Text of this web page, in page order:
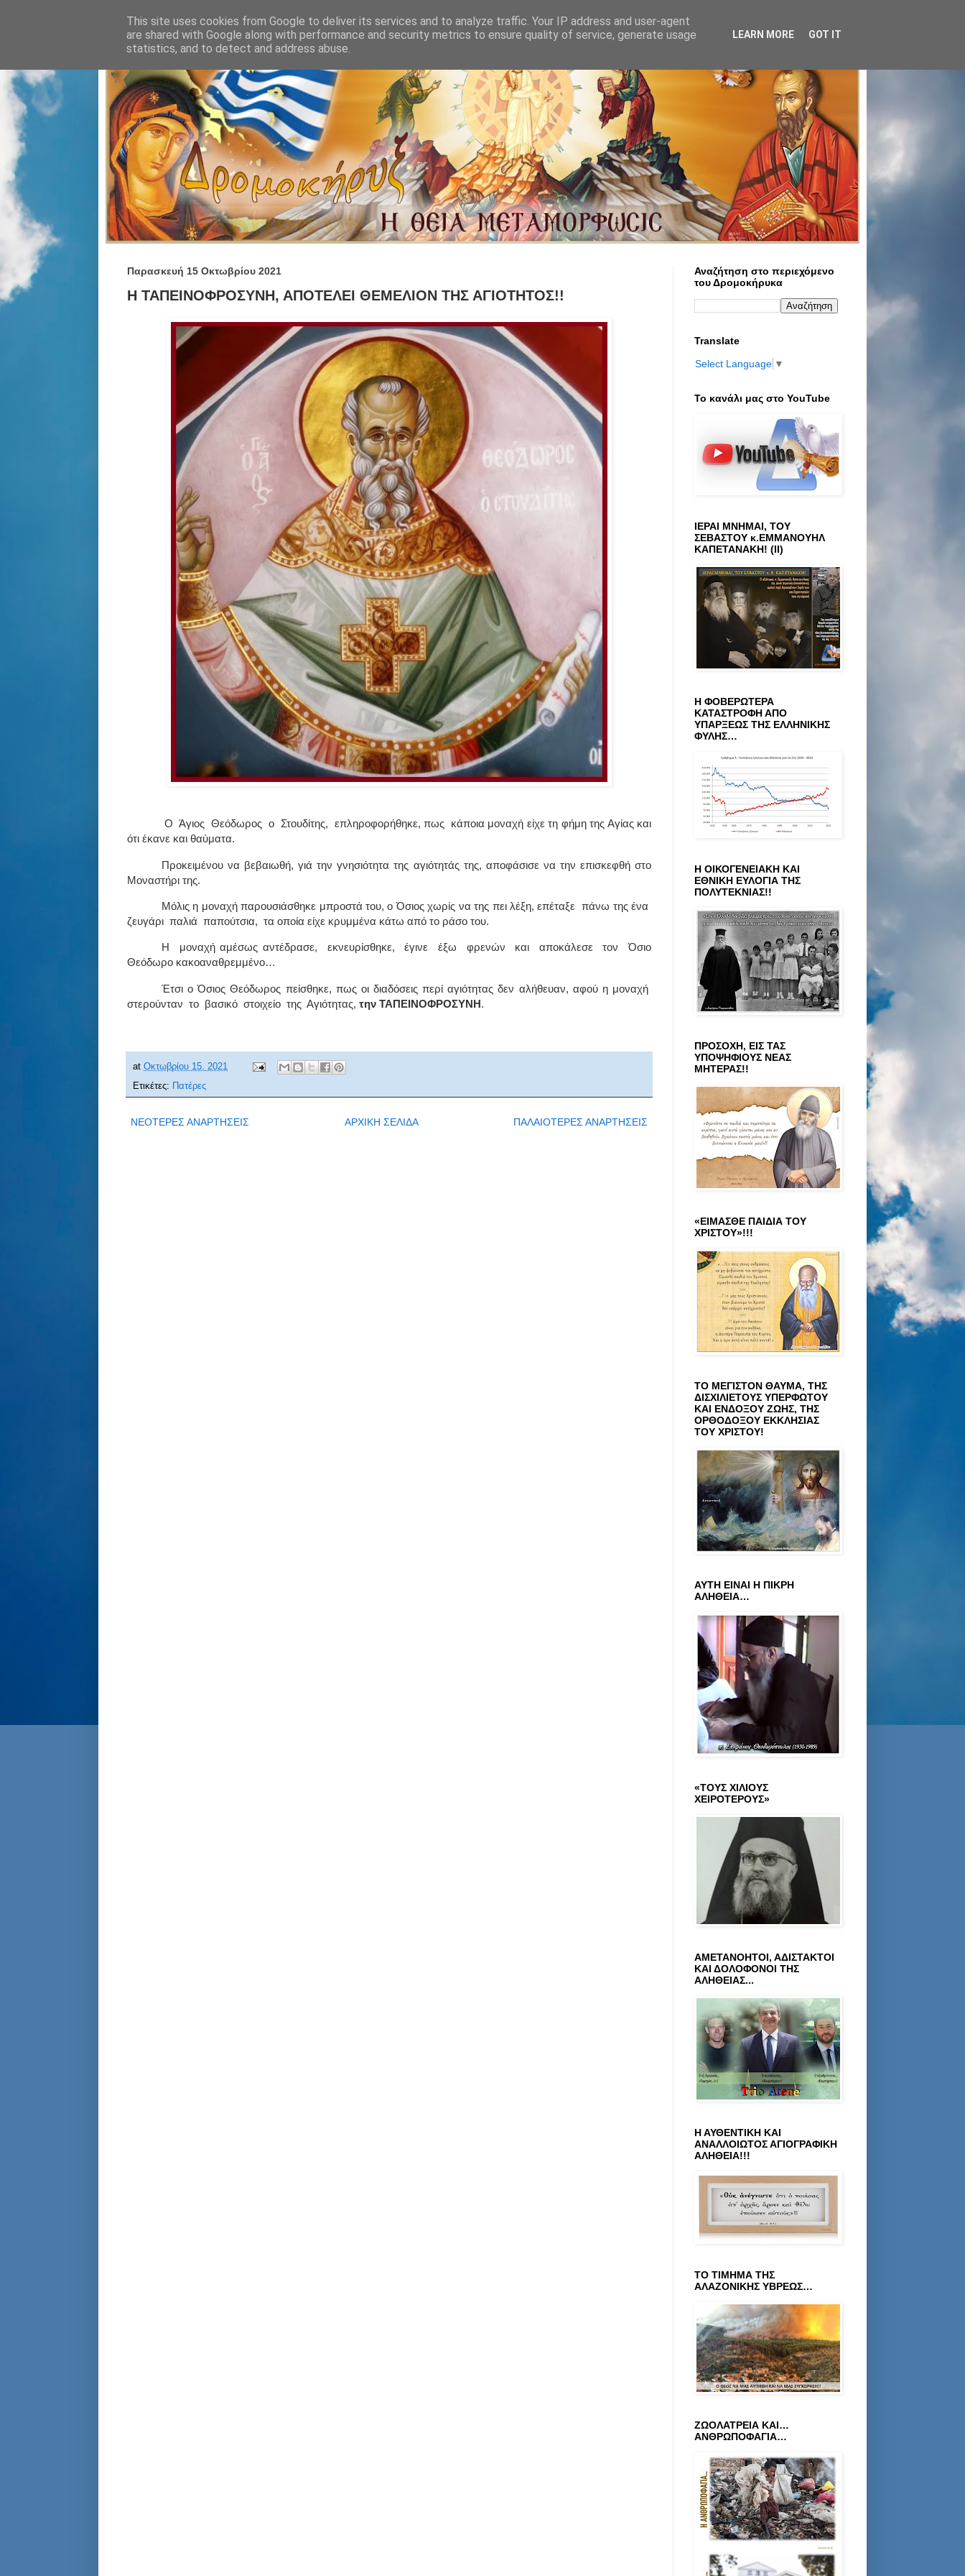
Παρασκευή 15 Οκτωβρίου 2021
Η ΤΑΠΕΙΝΟΦΡΟΣΥΝΗ, ΑΠΟΤΕΛΕΙ ΘΕΜΕΛΙΟΝ ΤΗΣ ΑΓΙΟΤΗΤΟΣ!!
Ο Άγιος Θεόδωρος ο Στουδίτης, επληροφορήθηκε, πως κάποια μοναχή είχε τη φήμη της Αγίας και
ότι έκανε και θαύματα.
Προκειμένου να βεβαιωθή, γιά την γνησιότητα της αγιότητάς της, αποφάσισε να την επισκεφθή στο
Μοναστήρι της.
Μόλις η μοναχή παρουσιάσθηκε μπροστά του, ο Όσιος χωρίς να της πει λέξη, επέταξε πάνω της ένα
ζευγάρι παλιά παπούτσια, τα οποία είχε κρυμμένα κάτω από το ράσο του.
Η μοναχή αμέσως αντέδρασε, εκνευρίσθηκε, έγινε έξω φρενών και αποκάλεσε τον
Όσιο
Θεόδωρο κακοαναθρεμμένο…
Έτσι ο Όσιος Θεόδωρος πείσθηκε, πως οι διαδόσεις περί αγιότητας δεν αλήθευαν, αφού η μοναχή
στερούνταν το βασικό στοιχείο της Αγιότητας, την ΤΑΠΕΙΝΟΦΡΟΣΥΝΗ.
at Οκτωβρίου 15, 2021
Ετικέτες: Πατέρες
ΝΕΟΤΕΡΕΣ ΑΝΑΡΤΗΣΕΙΣ ΠΑΛΑΙΟΤΕΡΕΣ ΑΝΑΡΤΗΣΕΙΣ
ΑΡΧΙΚΗ ΣΕΛΙΔΑ
Αναζήτηση στο περιεχόμενο
του Δρομοκήρυκα
Translate
Select Language ▼
Το κανάλι μας στο ΥοuTube
ΙΕΡΑΙ ΜΝΗΜΑΙ, ΤΟΥ
ΣΕΒΑΣΤΟΥ κ.ΕΜΜΑΝΟΥΗΛ
ΚΑΠΕΤΑΝΑΚΗ! (ΙΙ)
Η ΦΟΒΕΡΩΤΕΡΑ
ΚΑΤΑΣΤΡΟΦΗ ΑΠΟ
ΥΠΑΡΞΕΩΣ ΤΗΣ ΕΛΛΗΝΙΚΗΣ
ΦΥΛΗΣ…
Η ΟΙΚΟΓΕΝΕΙΑΚΗ ΚΑΙ
ΕΘΝΙΚΗ ΕΥΛΟΓΙΑ ΤΗΣ
ΠΟΛΥΤΕΚΝΙΑΣ!!
ΠΡΟΣΟΧΗ, ΕΙΣ ΤΑΣ
ΥΠΟΨΗΦΙΟΥΣ ΝΕΑΣ
ΜΗΤΕΡΑΣ!!
«ΕΙΜΑΣΘΕ ΠΑΙΔΙΑ ΤΟΥ
ΧΡΙΣΤΟΥ»!!!
ΤΟ ΜΕΓΙΣΤΟΝ ΘΑΥΜΑ, ΤΗΣ
ΔΙΣΧΙΛΙΕΤΟΥΣ ΥΠΕΡΦΩΤΟΥ
ΚΑΙ ΕΝΔΟΞΟΥ ΖΩΗΣ, ΤΗΣ
ΟΡΘΟΔΟΞΟΥ ΕΚΚΛΗΣΙΑΣ
ΤΟΥ ΧΡΙΣΤΟΥ!
ΑΥΤΗ ΕΙΝΑΙ Η ΠΙΚΡΗ
ΑΛΗΘΕΙΑ…
«ΤΟΥΣ ΧΙΛΙΟΥΣ
ΧΕΙΡΟΤΕΡΟΥΣ»
ΑΜΕΤΑΝΟΗΤΟΙ, ΑΔΙΣΤΑΚΤΟΙ
ΚΑΙ ΔΟΛΟΦΟΝΟΙ ΤΗΣ
ΑΛΗΘΕΙΑΣ...
Η ΑΥΘΕΝΤΙΚΗ ΚΑΙ
ΑΝΑΛΛΟΙΩΤΟΣ ΑΓΙΟΓΡΑΦΙΚΗ
ΑΛΗΘΕΙΑ!!!
ΤΟ ΤΙΜΗΜΑ ΤΗΣ
ΑΛΑΖΟΝΙΚΗΣ ΥΒΡΕΩΣ…
ΖΩΟΛΑΤΡΕΙΑ ΚΑΙ…
ΑΝΘΡΩΠΟΦΑΓΙΑ…
This site uses cookies from Google to deliver its services and to analyze traffic. Your IP address and user-agent
are shared with Google along with performance and security metrics to ensure quality of service, generate usage
statistics, and to detect and address abuse.
LEARN MORE GOT IT